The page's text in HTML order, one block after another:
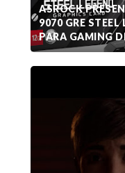
ASROCK
9070 GRE STEEL
PARA GAMING